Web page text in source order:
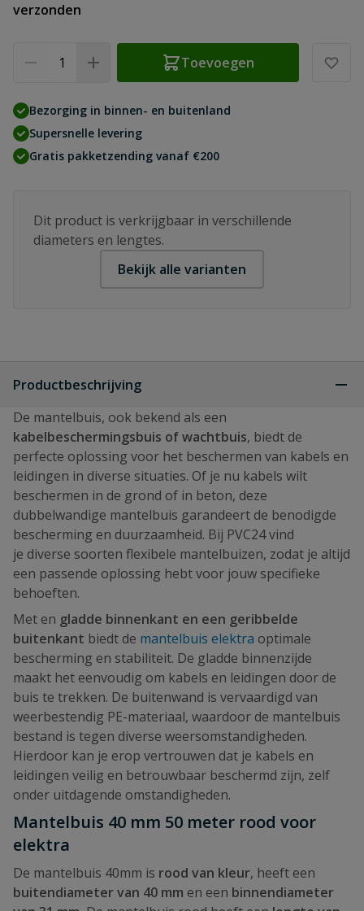
verzonden
Toevoegen
Bezorging in binnen- en buitenland
Supersnelle levering
Gratis pakketzending vanaf €200
Dit product is verkrijgbaar in verschillende
diameters en lengtes.
Bekijk alle varianten
Productbeschrijving
De mantelbuis, ook bekend als een
kabelbeschermingsbuis of wachtbuis, biedt de
perfecte oplossing voor het beschermen van kabels en
leidingen in diverse situaties. Of je nu kabels wilt
beschermen in de grond of in beton, deze
dubbelwandige mantelbuis garandeert de benodigde
bescherming en duurzaamheid. Bij PVC24 vind
je diverse soorten flexibele mantelbuizen, zodat je altijd
een passende oplossing hebt voor jouw specifieke
behoeften.
Met en gladde binnenkant en een geribbelde
buitenkant biedt de mantelbuis elektra optimale
bescherming en stabiliteit. De gladde binnenzijde
maakt het eenvoudig om kabels en leidingen door de
buis te trekken. De buitenwand is vervaardigd van
weerbestendig PE-materiaal, waardoor de mantelbuis
bestand is tegen diverse weersomstandigheden.
Hierdoor kan je erop vertrouwen dat je kabels en
leidingen veilig en betrouwbaar beschermd zijn, zelf
onder uitdagende omstandigheden.
Mantelbuis 40 mm 50 meter rood voor
elektra
De mantelbuis 40mm is rood van kleur, heeft een
buitendiameter van 40 mm en een binnendiameter